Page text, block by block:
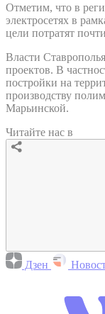
Отметим, что в
электросетях в
цели потратят
Власти
проектов. В
постройки на
производству
Марьинской.
Читайте нас в
Дзен